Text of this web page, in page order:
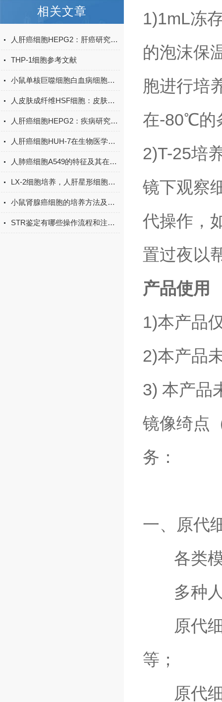
相关文章
人肝癌细胞HEPG2：肝癌研究的“多功能实验平台”​
THP-1细胞参考文献
小鼠单核巨噬细胞白血病细胞RAW264.7的研究密码
人皮肤成纤维HSF细胞：皮肤健康与修复研究的核心载体
人肝癌细胞HEPG2：疾病研究与药物筛选的科学工具
人肝癌细胞HUH-7在生物医学研究中的应用
人肺癌细胞A549的特征及其在肺癌研究中的应用
LX-2细胞培养，人肝星形细胞培养攻略
小鼠肾腺癌细胞的培养方法及注意事项
STR鉴定有哪些操作流程和注意事项
1)1mL冻
的泡沫保
胞进行培
在-80℃的
2)T-25培
镜下观察
代操作，
置过夜以
产品使用
1)本产品
2)本产品
3) 本产品
镜像绮点
务：
一、原代
各类模
多种人
原代细
等；
原代细